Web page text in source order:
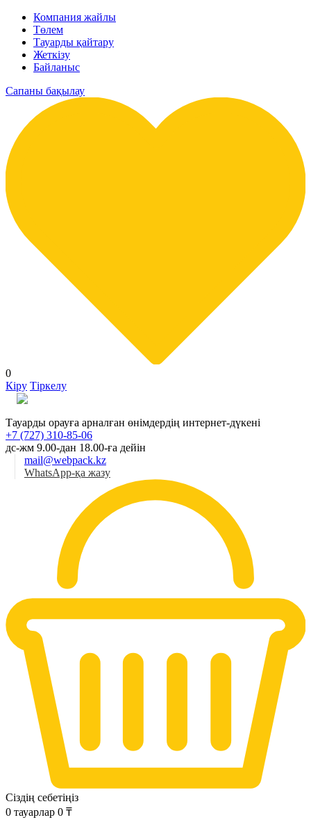
Компания жайлы
Төлем
Тауарды қайтару
Жеткізу
Байланыс
Сапаны бақылау
0
Кіру Тіркелу
Тауарды орауға арналған өнімдердің интернет-дүкені
+7 (727) 310-85-06
дс-жм 9.00-дан 18.00-ға дейін
mail@webpack.kz
WhatsApp-қа жазу
Сіздің себетіңіз
0 тауарлар 0 ₸